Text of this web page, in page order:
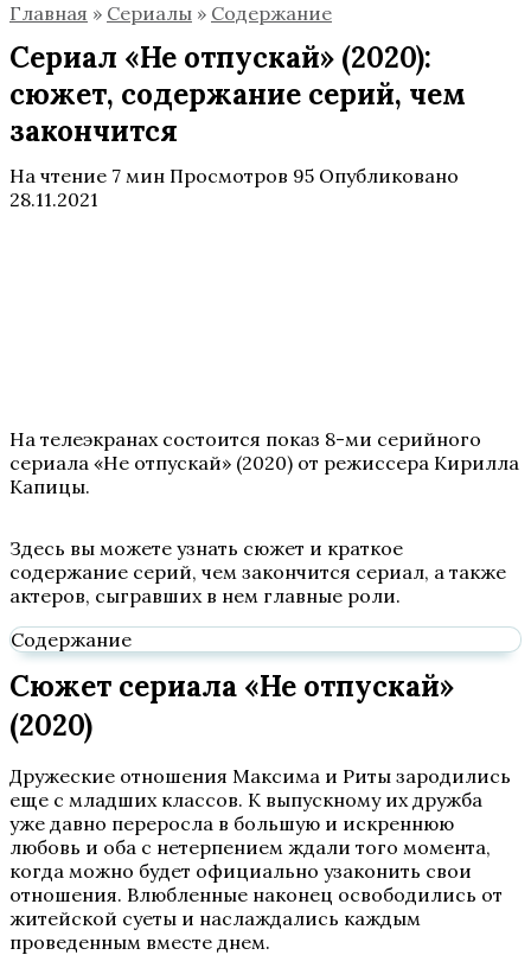
Главная » Сериалы » Содержание
Сериал «Не отпускай» (2020):
сюжет, содержание серий, чем
закончится
На чтение 7 мин Просмотров 95 Опубликовано
28.11.2021
На телеэкранах состоится показ 8-ми серийного
сериала «Не отпускай» (2020) от режиссера Кирилла
Капицы.
Здесь вы можете узнать сюжет и краткое
содержание серий, чем закончится сериал, а также
актеров, сыгравших в нем главные роли.
Содержание
Сюжет сериала «Не отпускай»
(2020)
Дружеские отношения Максима и Риты зародились
еще с младших классов. К выпускному их дружба
уже давно переросла в большую и искреннюю
любовь и оба с нетерпением ждали того момента,
когда можно будет официально узаконить свои
отношения. Влюбленные наконец освободились от
житейской суеты и наслаждались каждым
проведенным вместе днем.